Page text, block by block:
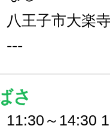
八王子市大楽
---
さ
11:30～14:30